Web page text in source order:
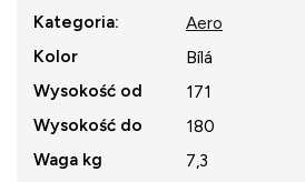
Kategoria:
Aero
Kolor
Bílá
Wysokość od
171
Wysokość do
180
Waga kg
7,3